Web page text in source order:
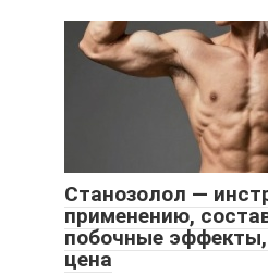
Станозолол —
применению,
побочные
цена